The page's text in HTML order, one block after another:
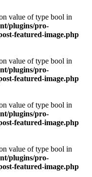
value of type bool in
plugins/pro-
featured-image.php
value of type bool in
plugins/pro-
featured-image.php
value of type bool in
plugins/pro-
featured-image.php
value of type bool in
plugins/pro-
featured-image.php